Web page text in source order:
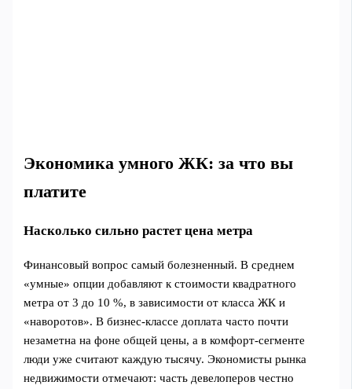
Экономика умного ЖК: за что вы
платите
Насколько сильно растет цена метра
Финансовый вопрос самый болезненный. В среднем
«умные» опции добавляют к стоимости квадратного
метра от 3 до 10 %, в зависимости от класса ЖК и
«наворотов». В бизнес-классе доплата часто почти
незаметна на фоне общей цены, а в комфорт-сегменте
люди уже считают каждую тысячу. Экономисты рынка
недвижимости отмечают: часть девелоперов честно